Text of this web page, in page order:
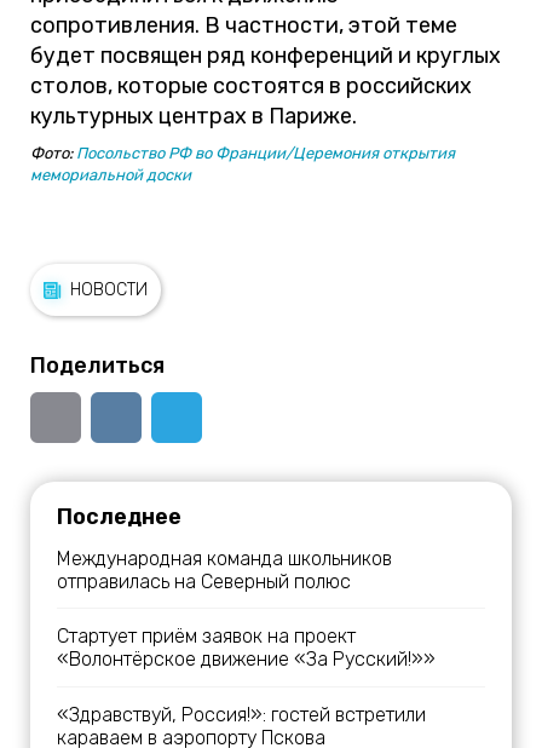
сопротивления. В частности, этой теме
будет посвящен ряд конференций и круглых
столов, которые состоятся в российских
культурных центрах в Париже.
Фото: Посольство РФ во Франции/Церемония открытия
мемориальной доски
НОВОСТИ
Поделиться
Последнее
Международная команда школьников
отправилась на Северный полюс
Стартует приём заявок на проект
«Волонтёрское движение «За Русский!»»
«Здравствуй, Россия!»: гостей встретили
караваем в аэропорту Пскова